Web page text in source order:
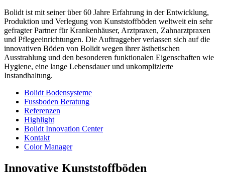
Bolidt ist mit seiner über 60 Jahre Erfahrung in der Entwicklung,
Produktion und Verlegung von Kunststoffböden weltweit ein sehr
gefragter Partner für Krankenhäuser, Arztpraxen, Zahnarztpraxen
und Pflegeeinrichtungen. Die Auftraggeber verlassen sich auf die
innovativen Böden von Bolidt wegen ihrer ästhetischen
Ausstrahlung und den besonderen funktionalen Eigenschaften wie
Hygiene, eine lange Lebensdauer und unkomplizierte
Instandhaltung.
Bolidt Bodensysteme
Fussboden Beratung
Referenzen
Highlight
Bolidt Innovation Center
Kontakt
Color Manager
Innovative Kunststoffböden